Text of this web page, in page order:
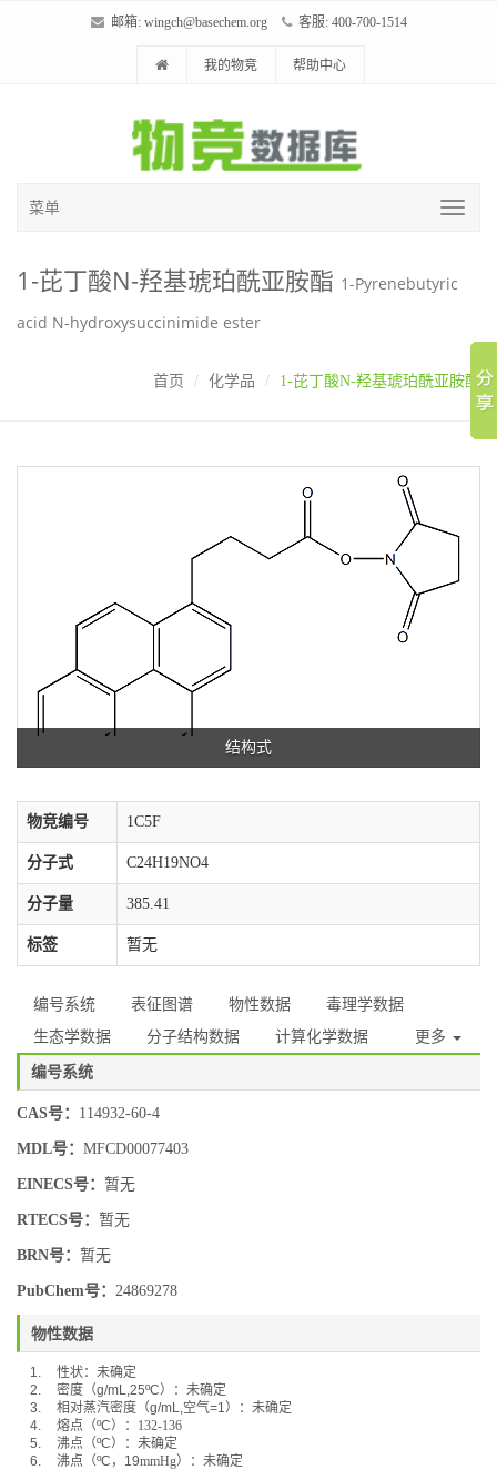
邮箱: wingch@basechem.org 客服: 400-700-1514
我的物竞 帮助中心
菜单
1-芘丁酸N-羟基琥珀酰亚胺酯 1-Pyrenebutyric
acid N-hydroxysuccinimide ester
首页 化学品 1-芘丁酸N-羟基琥珀酰亚胺酯
结构式
物竞编号 1C5F
分子式 C24H19NO4
分子量 385.41
标签 暂无
编号系统 表征图谱 物性数据
毒理学数据
生态学数据
分子结构数据 计算化学数据 更多
编号系统
CAS号： 114932-60-4
MDL号： MFCD00077403
EINECS号： 暂无
RTECS号： 暂无
BRN号： 暂无
PubChem号： 24869278
物性数据
1.
性状：未确定
2.
密度（g/mL,25ºC）：未确定
3.
相对蒸汽密度（g/mL,空气=1）：未确定
4.
熔点（ºC）： 132-136
5.
沸点（ºC）： 未确定
6.
沸点（ºC ， 19mmHg）： 未确定